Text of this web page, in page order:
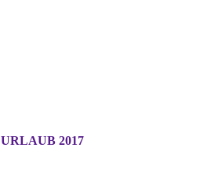
URLAUB 2017